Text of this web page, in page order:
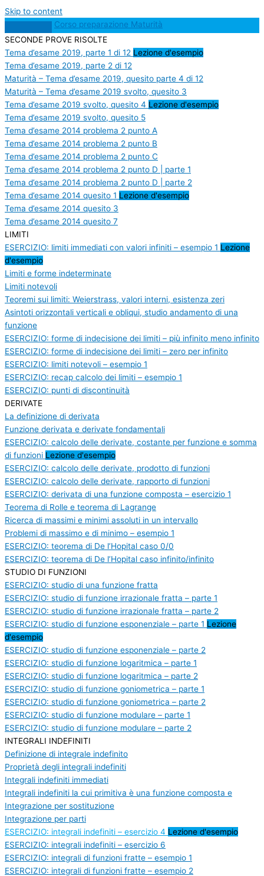
Skip to content
Corso preparazione Maturità
SECONDE PROVE RISOLTE
Tema d’esame 2019, parte 1 di 12 Lezione d'esempio
Tema d’esame 2019, parte 2 di 12
Maturità – Tema d’esame 2019, quesito parte 4 di 12
Maturità – Tema d’esame 2019 svolto, quesito 3
Tema d’esame 2019 svolto, quesito 4 Lezione d'esempio
Tema d’esame 2019 svolto, quesito 5
Tema d’esame 2014 problema 2 punto A
Tema d’esame 2014 problema 2 punto B
Tema d’esame 2014 problema 2 punto C
Tema d’esame 2014 problema 2 punto D | parte 1
Tema d’esame 2014 problema 2 punto D | parte 2
Tema d’esame 2014 quesito 1 Lezione d'esempio
Tema d’esame 2014 quesito 3
Tema d’esame 2014 quesito 7
LIMITI
ESERCIZIO: limiti immediati con valori infiniti – esempio 1 Lezione
d'esempio
Limiti e forme indeterminate
Limiti notevoli
Teoremi sui limiti: Weierstrass, valori interni, esistenza zeri
Asintoti orizzontali verticali e obliqui, studio andamento di una
funzione
ESERCIZIO: forme di indecisione dei limiti – più infinito meno infinito
ESERCIZIO: forme di indecisione dei limiti – zero per infinito
ESERCIZIO: limiti notevoli – esempio 1
ESERCIZIO: recap calcolo dei limiti – esempio 1
ESERCIZIO: punti di discontinuità
DERIVATE
La definizione di derivata
Funzione derivata e derivate fondamentali
ESERCIZIO: calcolo delle derivate, costante per funzione e somma
di funzioni Lezione d'esempio
ESERCIZIO: calcolo delle derivate, prodotto di funzioni
ESERCIZIO: calcolo delle derivate, rapporto di funzioni
ESERCIZIO: derivata di una funzione composta – esercizio 1
Teorema di Rolle e teorema di Lagrange
Ricerca di massimi e minimi assoluti in un intervallo
Problemi di massimo e di minimo – esempio 1
ESERCIZIO: teorema di De l’Hopital caso 0/0
ESERCIZIO: teorema di De l’Hopital caso infinito/infinito
STUDIO DI FUNZIONI
ESERCIZIO: studio di una funzione fratta
ESERCIZIO: studio di funzione irrazionale fratta – parte 1
ESERCIZIO: studio di funzione irrazionale fratta – parte 2
ESERCIZIO: studio di funzione esponenziale – parte 1 Lezione
d'esempio
ESERCIZIO: studio di funzione esponenziale – parte 2
ESERCIZIO: studio di funzione logaritmica – parte 1
ESERCIZIO: studio di funzione logaritmica – parte 2
ESERCIZIO: studio di funzione goniometrica – parte 1
ESERCIZIO: studio di funzione goniometrica – parte 2
ESERCIZIO: studio di funzione modulare – parte 1
ESERCIZIO: studio di funzione modulare – parte 2
INTEGRALI INDEFINITI
Definizione di integrale indefinito
Proprietà degli integrali indefiniti
Integrali indefiniti immediati
Integrali indefiniti la cui primitiva è una funzione composta e
Integrazione per sostituzione
Integrazione per parti
ESERCIZIO: integrali indefiniti – esercizio 4 Lezione d'esempio
ESERCIZIO: integrali indefiniti – esercizio 6
ESERCIZIO: integrali di funzioni fratte – esempio 1
ESERCIZIO: integrali di funzioni fratte – esempio 2